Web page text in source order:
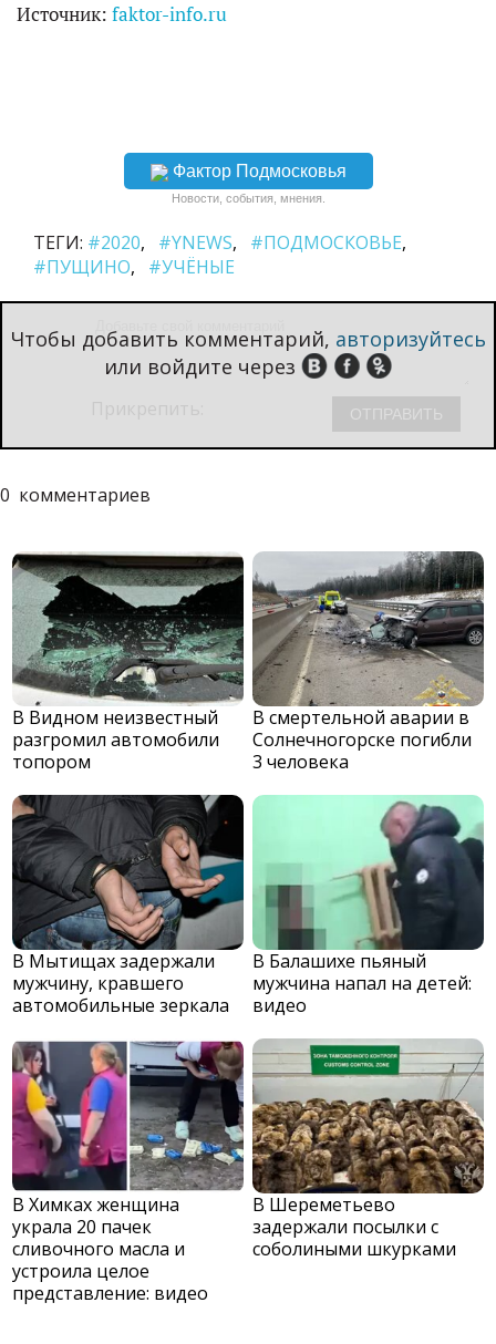
Источник: faktor-info.ru
Фактор Подмосковья
Новости, события, мнения.
ТЕГИ: #2020 #YNEWS
#ПОДМОСКОВЬЕ
#ПУЩИНО
#УЧЁНЫЕ
Чтобы добавить комментарий, авторизуйтесь
или войдите через
0 комментариев
В Видном неизвестный
разгромил автомобили
топором
В смертельной аварии в
Солнечногорске погибли
3 человека
В Мытищах задержали
мужчину, кравшего
автомобильные зеркала
В Балашихе пьяный
мужчина напал на детей:
видео
В Химках женщина
украла 20 пачек
сливочного масла и
устроила целое
представление: видео
В Шереметьево
задержали посылки с
соболиными шкурками